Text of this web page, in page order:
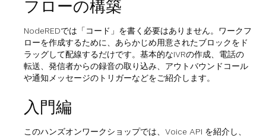
フローの構築
NodeREDでは「コード」を書く必要はありません。ワークフ
ローを作成するために、あらかじめ用意されたブロックをド
ラッグして配線するだけです。基本的なIVRの作成、電話の
転送、発信者からの録音の取り込み、アウトバウンドコール
や通知メッセージのトリガーなどをご紹介します。
入門編
このハンズオンワークショップでは、Voice API を紹介し、